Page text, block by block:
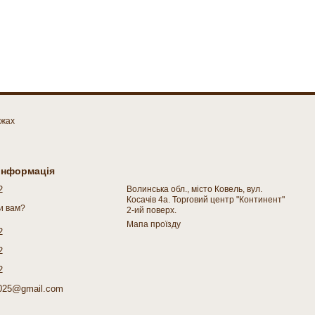
вам?
Волинська обл., місто Ковель, вул.
Косачів 4а. Торговий центр "Континент"
2-ий поверх.
Мапа проїзду